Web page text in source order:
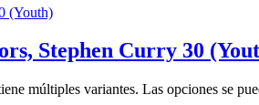
Stephen Curry 30
múltiples variantes. Las opciones se